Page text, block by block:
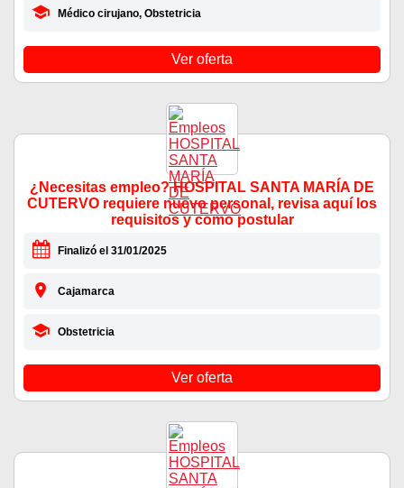
Médico cirujano, Obstetricia
Ver oferta
¿Necesitas empleo? HOSPITAL SANTA MARÍA DE
CUTERVO requiere nuevo personal, revisa aquí los
requisitos y como postular
Finalizó el 31/01/2025
Cajamarca
Obstetricia
Ver oferta